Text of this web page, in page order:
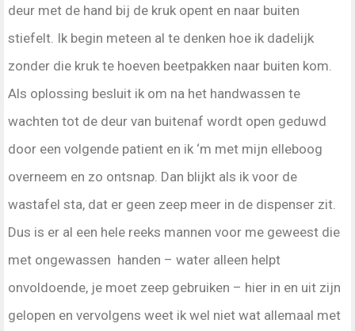
deur met de hand bij de kruk opent en naar buiten
stiefelt. Ik begin meteen al te denken hoe ik dadelijk
zonder die kruk te hoeven beetpakken naar buiten kom.
Als oplossing besluit ik om na het handwassen te
wachten tot de deur van buitenaf wordt open geduwd
door een volgende patient en ik ‘m met mijn elleboog
overneem en zo ontsnap. Dan blijkt als ik voor de
wastafel sta, dat er geen zeep meer in de dispenser zit.
Dus is er al een hele reeks mannen voor me geweest die
met ongewassen handen – water alleen helpt
onvoldoende, je moet zeep gebruiken – hier in en uit zijn
gelopen en vervolgens weet ik wel niet wat allemaal met